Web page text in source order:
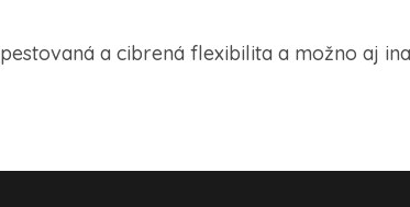
a cibrená flexibilita a možno aj